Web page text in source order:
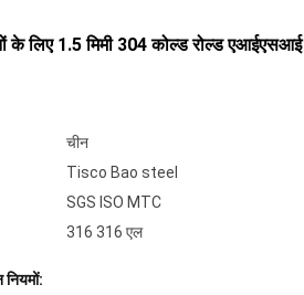
के लिए 1.5 मिमी 304 कोल्ड रोल्ड
चीन
Tisco Bao steel
SGS ISO MTC
316 316 एल